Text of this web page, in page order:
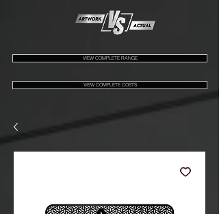
VIEW COMPLETE RANGE
VIEW COMPLETE COSTS